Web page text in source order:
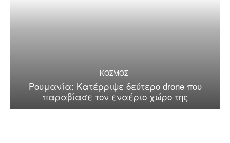
ΚΟΣΜΟΣ
Ρουμανία: Κατέρριψε δεύτερο drone που
παραβίασε τον εναέριο χώρο της